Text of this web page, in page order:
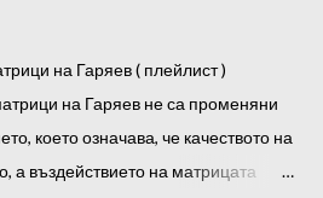
на Гаряев ( плейлист )
на Гаряев не са променяни
което означава, че качеството на
а въздействието на матрицата